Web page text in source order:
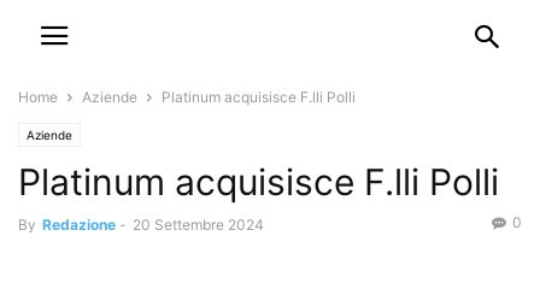
Home Aziende Platinum acquisisce F.lli Polli
Aziende
Platinum acquisisce F.lli Polli
By Redazione - 20 Settembre 2024 0